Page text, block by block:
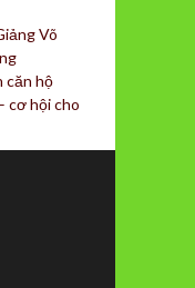
Võ
căn hộ
cơ hội cho